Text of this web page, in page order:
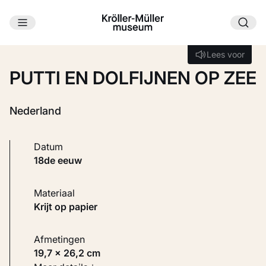
Ga naar hoofdinhoud
Lees voor
Lees voor
PUTTI EN DOLFIJNEN OP ZEE
Nederland
Datum
18de eeuw
Materiaal
Krijt op papier
Afmetingen
19,7 × 26,2 cm